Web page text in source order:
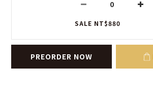
SALE NT$880
PREORDER NOW